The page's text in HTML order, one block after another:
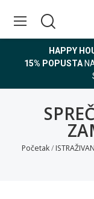
HAPPY
15% POPUSTA
Početak